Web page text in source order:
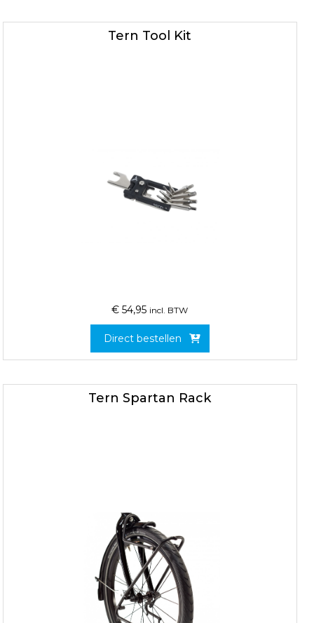
Tern Tool Kit
€ 54,95 incl. BTW
Direct bestellen
Tern Spartan Rack